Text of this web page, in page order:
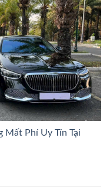
Mất Phí Uy Tín Tại